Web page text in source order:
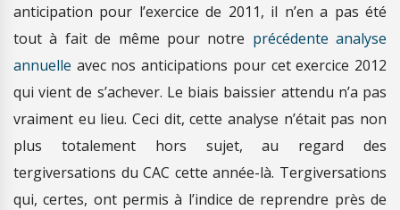
anticipation pour l’exercice de 2011, il n’en a pas été
tout à fait de même pour notre précédente analyse
annuelle avec nos anticipations pour cet exercice 2012
qui vient de s’achever. Le biais baissier attendu n’a pas
vraiment eu lieu. Ceci dit, cette analyse n’était pas non
plus totalement hors sujet, au regard des
tergiversations du CAC cette année-là. Tergiversations
qui, certes, ont permis à l’indice de reprendre près de